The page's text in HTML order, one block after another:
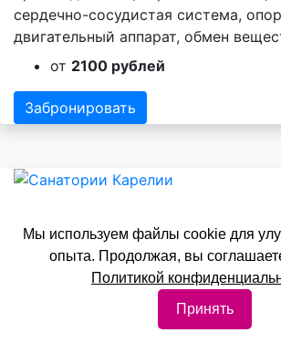
сердечно-сосудистая система,
двигательный аппарат, обмен
от 2100 рублей
Забронировать
Санатории Карелии
Лечебный профиль санаториев
дыхания, зрение, ЖКТ, сердечно-
система, опорно-двигательный
Мы используем файлы cookie для
опыта. Продолжая, вы
Политикой
Принять